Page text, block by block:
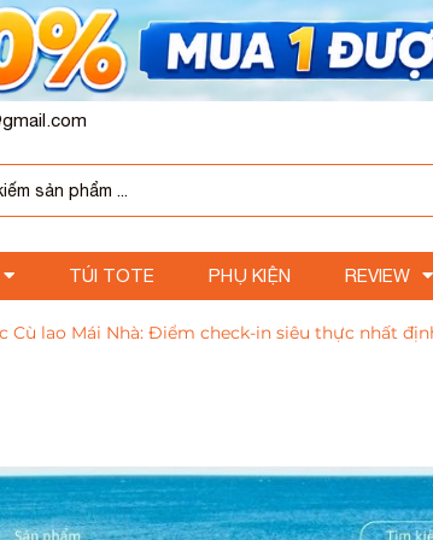
TÚI TOTE PHỤ KIỆN REVIEW
Cù lao Mái Nhà: Điểm check-in siêu thực nhất